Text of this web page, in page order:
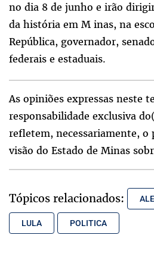
no dia 8 de junho e irão
da história em M inas, na
República, governador,
federais e estaduais.
As opiniões expressas neste
responsabilidade exclusiva
refletem, necessariamente, o
visão do Estado de Minas
Tópicos relacionados:
LULA POLITICA